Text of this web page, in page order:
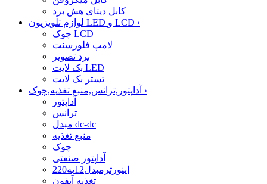
کابل دیتای هش برد
لوازم تلویزیون LED و LCD ›
چوک LCD
لامپ فلورسنت
برد تصویر
بک لایت LED
تستر بک لایت
›
آداپتور
ترانس
مبدل dc-dc
منبع تغذیه
چوک
آداپتور صنعتی
اینورترمبدل12به220
تغذیه آیفون